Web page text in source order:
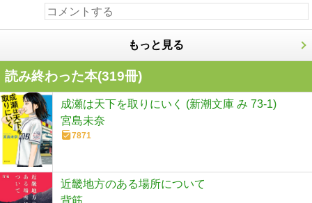
もっと見る
読み終わった本(319冊)
成瀬は天下を取りにいく (新潮文庫 み 73-1)
宮島未奈
7871
近畿地方のある場所について
背筋